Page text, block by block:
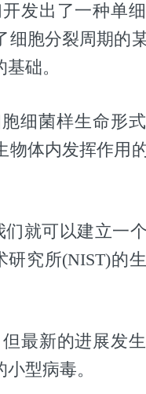
发出了一种单
细胞分裂周期的
础。
细菌样生命形
物体内发挥作用
就可以建立一
究所(NIST)的
最新的进展发生
型病毒。